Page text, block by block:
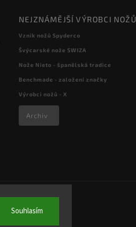
Souhlasím
NEJZNÁMĚJŠÍ VÝROBCI NOŽŮ
Vznik nožů Spyderco
Švýcarské nože SWIZA
Nože Nieto - španělská tradice
Benchmade - založení značky
Výrobci nožů - X
Archiv